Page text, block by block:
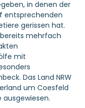
in denen der
entsprechenden
gerissen hat.
mehrfach
mit
Das Land NRW
um Coesfeld